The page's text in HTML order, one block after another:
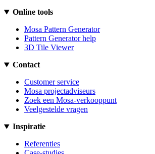
Online tools
Mosa Pattern Generator
Pattern Generator help
3D Tile Viewer
Contact
Customer service
Mosa projectadviseurs
Zoek een Mosa-verkooppunt
Veelgestelde vragen
Inspiratie
Referenties